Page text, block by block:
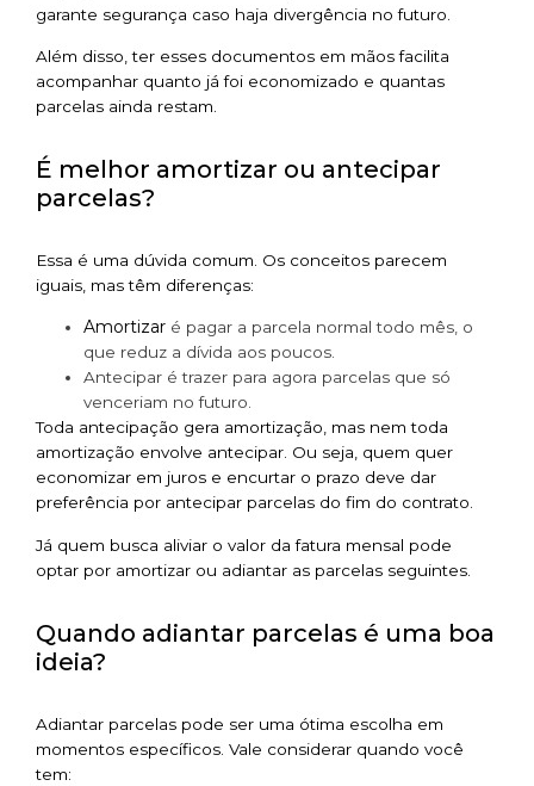
garante segurança caso haja divergência no futuro.
Além disso, ter esses documentos em mãos facilita
acompanhar quanto já foi economizado e quantas
parcelas ainda restam.
É melhor amortizar ou antecipar
parcelas?
Essa é uma dúvida comum. Os conceitos parecem
iguais, mas têm diferenças:
Amortizar é pagar a parcela normal todo mês, o
que reduz a dívida aos poucos.
Antecipar é trazer para agora parcelas que só
venceriam no futuro.
Toda antecipação gera amortização, mas nem toda
amortização envolve antecipar. Ou seja, quem quer
economizar em juros e encurtar o prazo deve dar
preferência por antecipar parcelas do fim do contrato.
Já quem busca aliviar o valor da fatura mensal pode
optar por amortizar ou adiantar as parcelas seguintes.
Quando adiantar parcelas é uma boa
ideia?
Adiantar parcelas pode ser uma ótima escolha em
momentos específicos. Vale considerar quando você
tem: